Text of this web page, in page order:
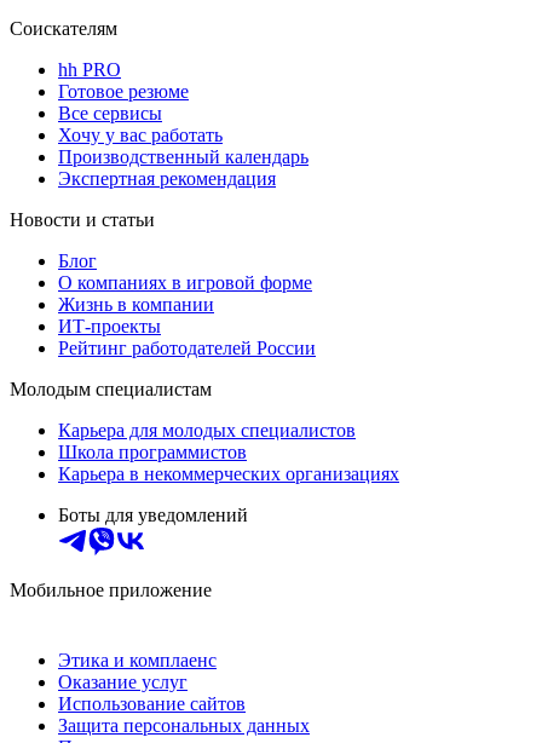
Соискателям
hh PRO
Готовое резюме
Все сервисы
Хочу у вас работать
Производственный календарь
Экспертная рекомендация
Новости и статьи
Блог
О компаниях в игровой форме
Жизнь в компании
ИТ-проекты
Рейтинг работодателей России
Молодым специалистам
Карьера для молодых специалистов
Школа программистов
Карьера в некоммерческих организациях
Боты для уведомлений
Мобильное приложение
Этика и комплаенс
Оказание услуг
Использование сайтов
Защита персональных данных